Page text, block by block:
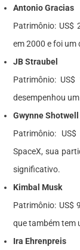
Antonio Gracias
Patrimônio: US$
em 2000 e foi um
JB Straubel
Patrimônio:
desempenhou
Gwynne Shotwell
Patrimônio:
SpaceX, sua
significativo.
Kimbal Musk
Patrimônio: US$
que também tem
Ira Ehrenpreis